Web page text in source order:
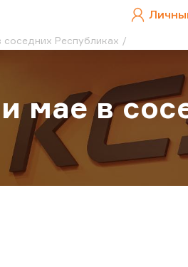
Республиках
мае в